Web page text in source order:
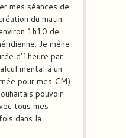
mes séances de
du matin.
1h10 de
Je mène
d’1heure par
mental à un
pour mes CM)
pouvoir
tous mes
dans la